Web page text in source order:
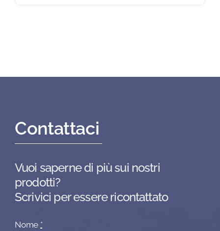
Contattaci
Vuoi saperne di più sui nostri
prodotti?
Scrivici per essere ricontattato
Nome *